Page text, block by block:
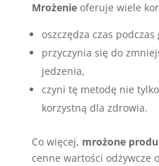
Mrożenieoferuje wiele
oszczędza czas
przyczynia się do
jedzenia,
czyni tę metodę nie
korzystną dla zdrowia.
Co więcej, mrożone
cenne wartości odżywcze